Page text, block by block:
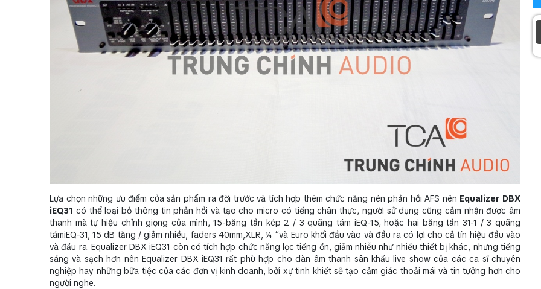
Lựa chọn những ưu điểm của sản phẩm ra đời trước và tích hợp thêm chức năng nén phản hồi AFS nên Equalizer DBX
iEQ31 có thể loại bỏ thông tin phản hồi và tạo cho micro có tiếng chân thực, người sử dụng cũng cảm nhận được âm
thanh mà tự hiệu chỉnh giọng của mình, 15-băng tần kép 2 / 3 quãng tám iEQ-15, hoặc hai băng tần 31-1 / 3 quãng
támiEQ-31, 15 dB tăng / giảm nhiều, faders 40mm,XLR, ¼ “và Euro khối đầu vào và đầu ra có lợi cho cả tín hiệu đầu vào
và đầu ra. Equalizer DBX iEQ31 còn có tích hợp chức năng lọc tiếng ồn, giảm nhiễu như nhiều thiết bị khác, nhưng tiếng
sáng và sạch hơn nên Equalizer DBX iEQ31 rất phù hợp cho dàn âm thanh sân khấu live show của các ca sĩ chuyên
nghiệp hay những bữa tiệc của các đơn vị kinh doanh, bởi xự tinh khiết sẽ tạo cảm giác thoải mái và tin tưởng hơn cho
người nghe.